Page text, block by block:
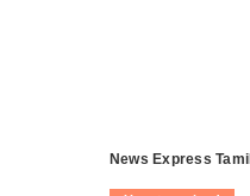
News Express Tamil